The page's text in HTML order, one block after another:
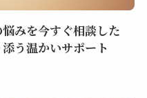
みを今すぐ相談した
う温かいサポート